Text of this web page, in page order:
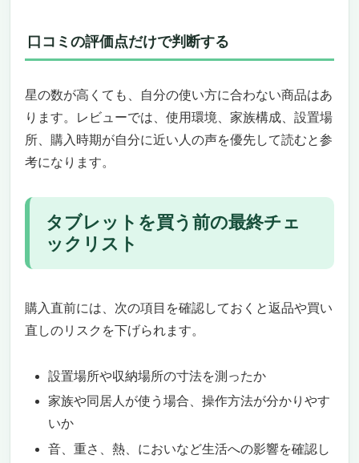
口コミの評価点だけで判断する
星の数が高くても、自分の使い方に合わない商品はあ
ります。レビューでは、使用環境、家族構成、設置場
所、購入時期が自分に近い人の声を優先して読むと参
考になります。
タブレットを買う前の最終チェ
ックリスト
購入直前には、次の項目を確認しておくと返品や買い
直しのリスクを下げられます。
設置場所や収納場所の寸法を測ったか
家族や同居人が使う場合、操作方法が分かりやす
いか
音、重さ、熱、においなど生活への影響を確認し